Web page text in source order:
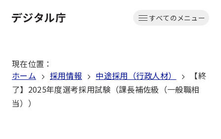
文
動
すべてのメニュー
現在位置 ：
ホーム
採用情報 中途採用（行政人材）
【終
了】2025年度選考採用試験（課長補佐級（一般職相
当））